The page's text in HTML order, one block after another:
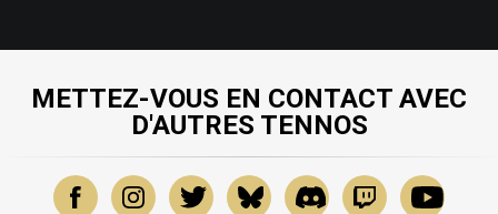
METTEZ-VOUS EN CONTACT AVEC
D'AUTRES TENNOS